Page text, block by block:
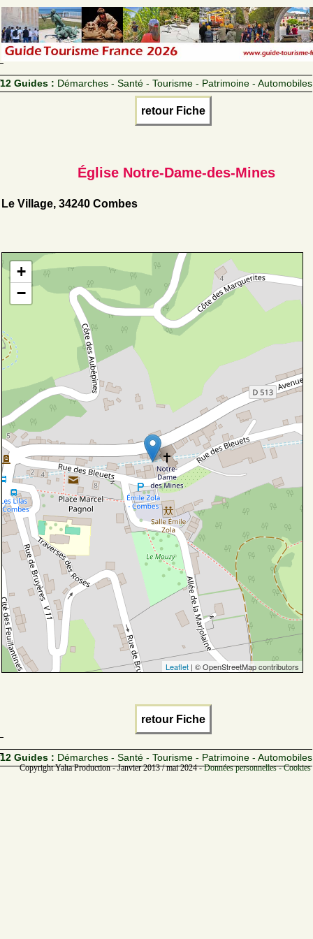
12 Guides : Démarches - Santé - Tourisme - Patrimoine - Automobiles
retour Fiche
Église Notre-Dame-des-Mines
Le Village, 34240 Combes
+
−
Leaflet | © OpenStreetMap contributors
retour Fiche
12 Guides : Démarches - Santé - Tourisme - Patrimoine - Automobiles
Copyright Yalta Production - Janvier 2013 / mai 2024 -Données personnelles -